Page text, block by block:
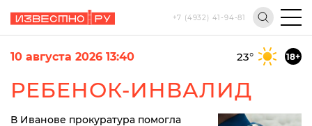
+7 (4932) 41-94-81
10 августа 2026 13:40 23° 18+
РЕБЕНОК-ИНВАЛИД
В Иванове прокуратура помогла